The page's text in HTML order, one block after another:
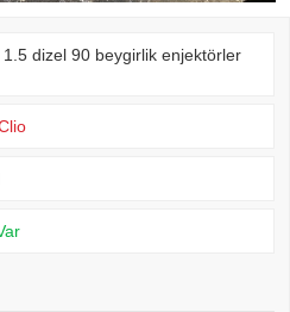
dizel 90 beygirlik enjektörler